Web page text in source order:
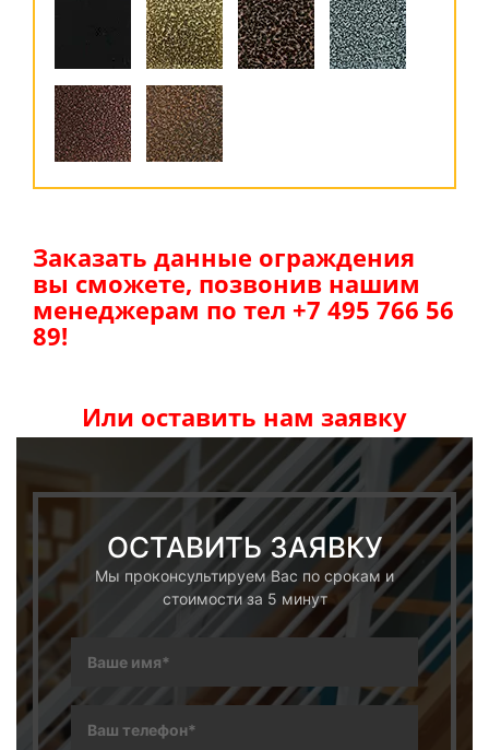
Заказать данные ограждения
вы сможете, позвонив нашим
менеджерам по тел +7 495 766 56
89!
Или оставить нам заявку
ОСТАВИТЬ ЗАЯВКУ
Мы проконсультируем Вас по срокам и
стоимости за 5 минут